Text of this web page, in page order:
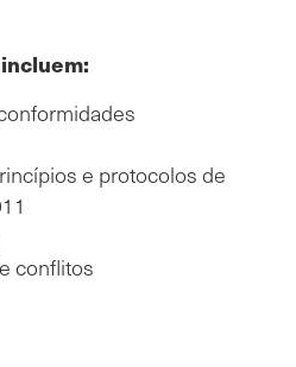
e protocolos de
conflitos